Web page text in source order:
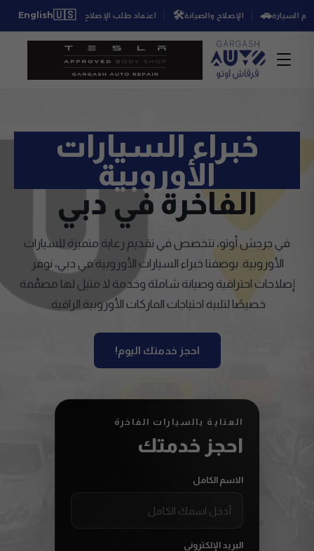
فحص 👍 اعتماد طلب الإصلاح 🛠️ الإصلاح والصيانة 🚗 تسليم السيارة 🇺🇸
English
خبراء السيارات
الأوروبية
الفاخرة في دبي
في جرجش أوتو، نتخصص في تقديم رعاية متميزة للسيارات
الأوروبية. بوصفنا خبراء السيارات الأوروبية في دبي، نوفر
إصلاحات احترافية وصيانة شاملة وخدمة لا مثيل لها مصمَّمة
خصيصًا لتلبية احتياجات الماركات الأوروبية الراقية.
احجز خدمتك اليوم!
العناية بالسيارات الفاخرة
احجز خدمتك
الاسم الكامل
البريد الإلكتروني